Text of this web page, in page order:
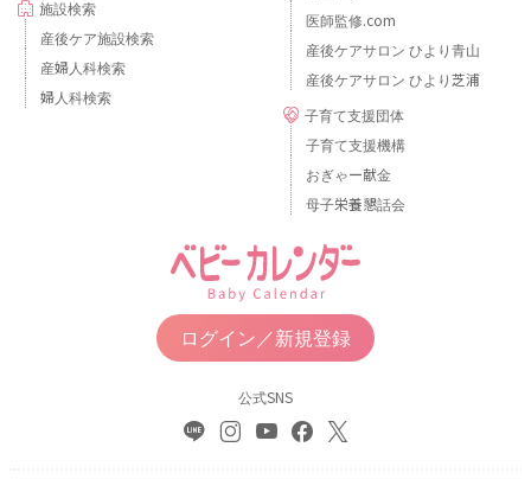
施設検索
産後ケア施設検索
産婦人科検索
婦人科検索
医師監修.com
産後ケアサロン ひより青山
産後ケアサロン ひより芝浦
子育て支援団体
子育て支援機構
おぎゃー献金
母子栄養懇話会
ログイン／新規登録
公式SNS